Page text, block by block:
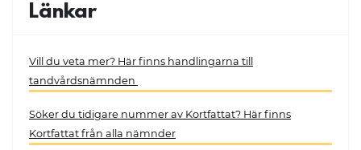
Länkar
Vill du veta mer? Här finns handlingarna till
tandvårdsnämnden
Söker du tidigare nummer av Kortfattat? Här finns
Kortfattat från alla nämnder